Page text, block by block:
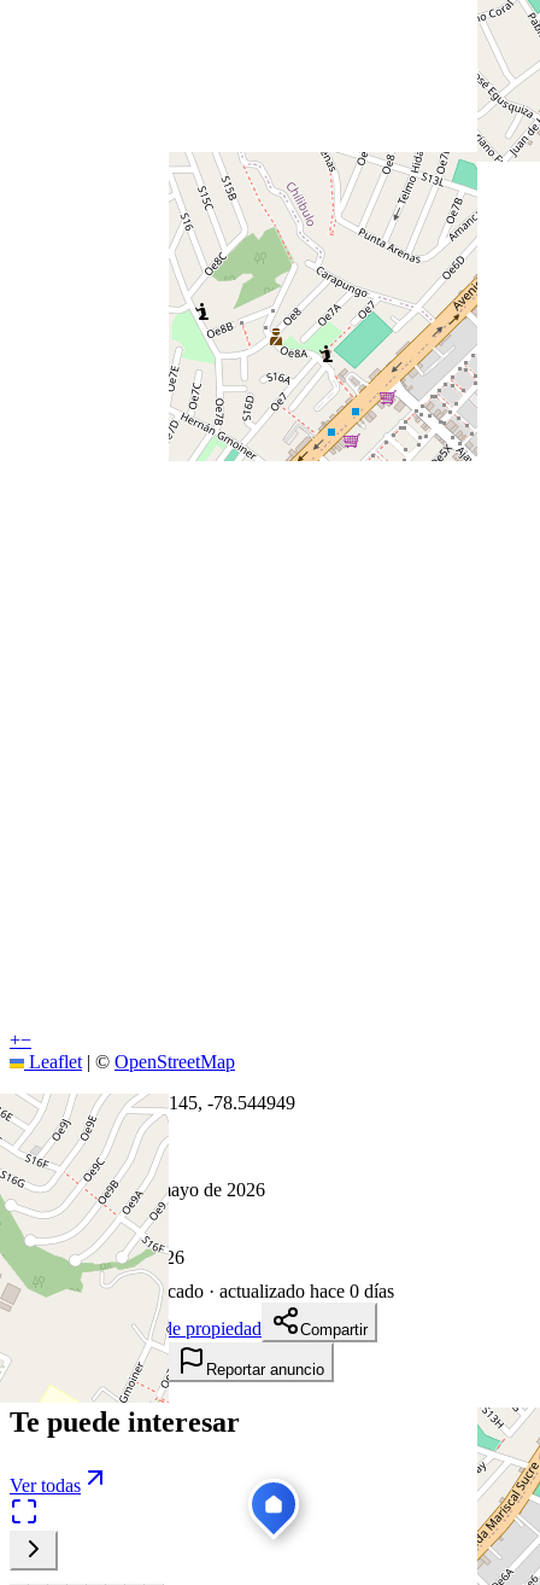
+−
Leaflet | © OpenStreetMap
Coordenadas:
-0.249145, -78.544949
Cómo llegar
Publicado 8 de mayo de 2026
4visitas
8 de mayo de 2026
91días en el mercado · actualizado hace 0 días
Descargar ficha de propiedad
Compartir
Añadir a tablero Reportar anuncio
Te puede interesar
Ver todas